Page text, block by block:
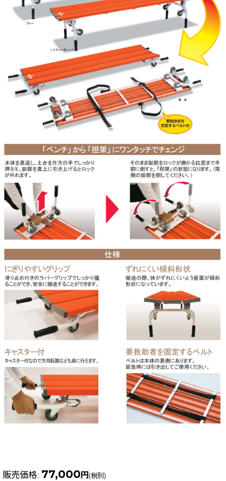
販売価格: 77,000円(税別)